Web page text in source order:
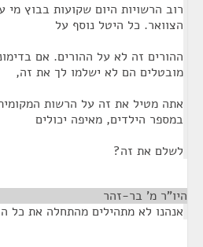
רוב הרשויות היום שקועות בבוץ מי
הצוואר. כל היטל נוסף על
ההורים זה לא על ההורים. אם
מובטלים הם לא ישלמו לך את זה,
במספר הילדים, מאיפה יכולים
לשלם את זה?
היו"ר מ' בר-זהר
אנהנו לא מתהילים מהתחלה את כל